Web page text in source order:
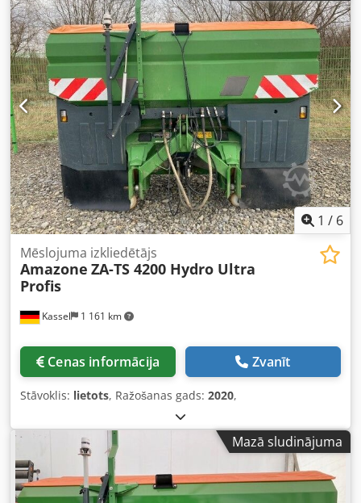
1 / 6
Kassel 1 161 km
Mēslojuma izkliedētājs
Amazone ZA-TS 4200 Hydro Ultra
Profis
Cenas informācija Zvanīt
Stāvoklis: lietots, Ražošanas gads: 2020,
Mazā sludinājuma